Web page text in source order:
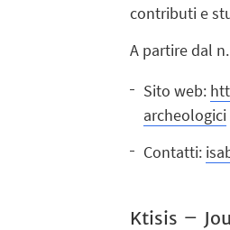
contributi e
A partire dal
Sito web:
archeologici
Contatti:
Ktisis –